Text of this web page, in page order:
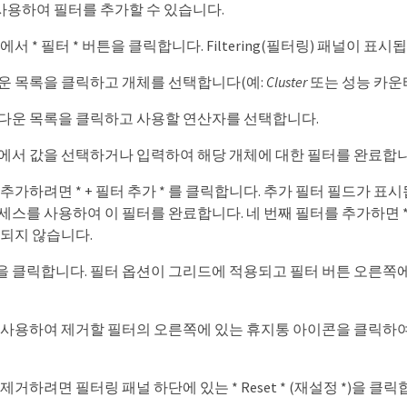
용하여 필터를 추가할 수 있습니다.
서 * 필터 * 버튼을 클릭합니다. Filtering(필터링) 패널이 표시
목록을 클릭하고 개체를 선택합니다(예: Cluster또는 성능 카운
운 목록을 클릭하고 사용할 연산자를 선택합니다.
서 값을 선택하거나 입력하여 해당 개체에 대한 필터를 완료합
가하려면 * + 필터 추가 * 를 클릭합니다. 추가 필터 필드가 표
스를 사용하여 이 필터를 완료합니다. 네 번째 필터를 추가하면
지 않습니다.
클릭합니다. 필터 옵션이 그리드에 적용되고 필터 버튼 오른쪽
용하여 제거할 필터의 오른쪽에 있는 휴지통 아이콘을 클릭하
거하려면 필터링 패널 하단에 있는 * Reset * (재설정 *)을 클릭